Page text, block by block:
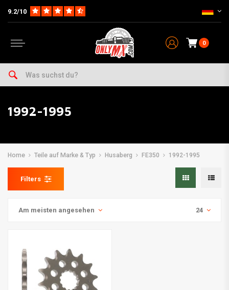
9.2/10
0
1992-1995
Home Teile auf Marke & Typ Husaberg FE350 1992-1995
Filters
Am meisten angesehen 24